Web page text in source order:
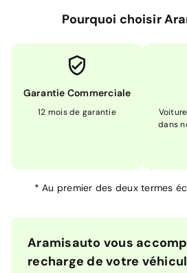
Pourquoi choisir
Garantie Commerciale
12 mois de garantie
dans
*Au premier des deux termes
Aramisauto vous
recharge de votre